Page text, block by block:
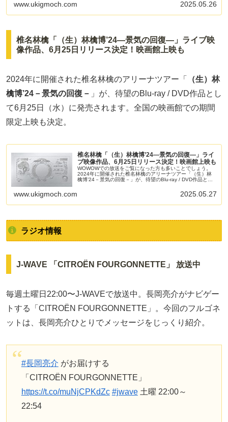
www.ukigmoch.com 2025.05.26
椎名林檎「（生）林檎博’24―景気の回復―」ライブ映
像作品、6月25日リリース決定！映画館上映も
2024年に開催された椎名林檎のアリーナツアー「
（生）林
檎博’24－景気の回復－ 」が、待望のBlu-ray / DVD作品とし
て6月25日（水）に発売されます。全国の映画館での期間
限定上映も決定。
椎名林檎「（生）林檎博’24―景気の回復―」ライ
ブ映像作品、6月25日リリース決定！映画館上映も
WOWOWでの放送をご覧になった方も多いことでしょう。
2024年に開催された椎名林檎のアリーナツアー「（生）林
檎博’24－景気の回復－」が、待望のBlu-ray / DVD作品とし
www.ukigmoch.com 2025.05.27
ラジオ情報
J-WAVE 「CITROËN FOURGONNETTE」 放送中
毎週土曜日22:00〜J-WAVEで放送中。長岡亮介がナビゲー
トする「CITROËN FOURGONNETTE」。今回のフルゴネ
ットは、長岡亮介ひとりでメッセージをじっくり紹介。
#長岡亮介 がお届けする
「CITROËN FOURGONNETTE」
https://t.co/muNjCPKdZc #jwave土曜 22:00～
22:54